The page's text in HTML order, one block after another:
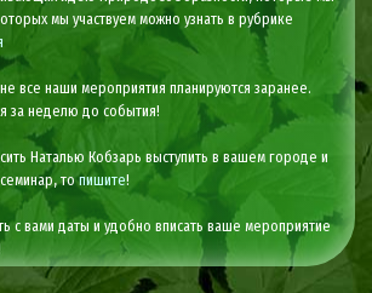
мы участвуем можно узнать в рубрике
все наши мероприятия планируются заранее.
за неделю до события!
Наталью Кобзарь выступить в вашем городе и
топишите!
с вами даты и удобно вписать ваше мероприятие